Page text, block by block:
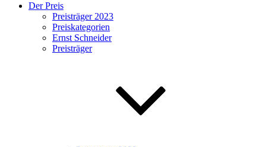
Der Preis
Preisträger 2023
Preiskategorien
Ernst Schneider
Preisträger